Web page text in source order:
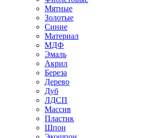
Мятные
Золотые
Синие
Материал
МДФ
Эмаль
Акрил
Береза
Дерево
Дуб
ЛДСП
Массив
Пластик
Шпон